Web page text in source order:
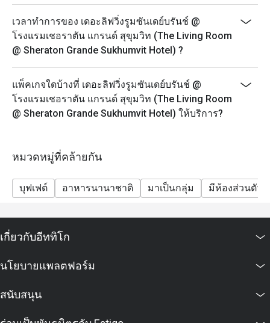
เวลา 14.00-16.00 น.
ราคาเริ่มต้น 1,200++ บาท ต่อท่าน
- กรุณาจองล่วงหน้าอย่างน้อย 45 นาที ชุดน้ำชายามบ่าย
เนื่องจากอาหารบางรายการไม่สามารถจัดเตรียมล่วง
หน้าได้ เราขอขอบคุณลูกค้าที่เข้าใจ
- ในกรณีที่มีการจองเข้ามาแบบกะทันหัน โปรดทราบว่า
- เพื่อความสะดวกของคุณลูกค้า กรุณาแจ้งให้เราทราบ
หากคุณมีข้อจำกัดทางอาหาร อาการแพ้อาหาร หรือ
คำขอพิเศษ
มีทั้งบุฟเฟต์สุดอลังการและดนตรีแจ๊สสด ถือเป็นวิธีที่
ครอบครัว
-เด็ก (อายุ 3-12 ปี) 1,400++ บาท
เวลาทำการของ เดอะลิฟวิ่งรูมซันเดย์บรันช์ @
โรงแรมเชอราตัน แกรนด์ สุขุมวิท (The Living Room
@ Sheraton Grande Sukhumvit Hotel) ?
แพ็คเกจใดบ้างที่ เดอะลิฟวิ่งรูมซันเดย์บรันช์ @
โรงแรมเชอราตัน แกรนด์ สุขุมวิท (The Living Room
@ Sheraton Grande Sukhumvit Hotel) ให้บริการ?
หมวดหมู่ที่คล้ายกัน
บุฟเฟต์ อาหารนานาชาติ มาเป็นกลุ่ม มีห้องส่วนตัว
เกี่ยวกับอีททิโก
นโยบายแพลตฟอร์ม
สนับสนุน